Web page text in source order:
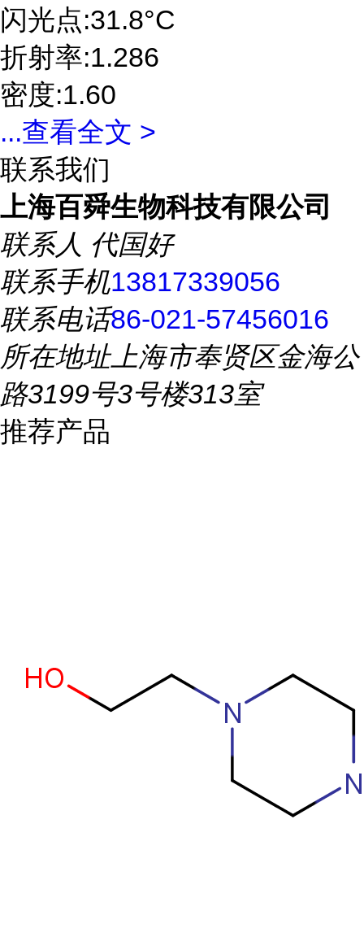
闪光点:31.8°C
折射率:1.286
密度:1.60
...查看全文 >
联系我们
上海百舜生物科技有限公司
联系人 代国好
联系手机13817339056
联系电话86-021-57456016
所在地址上海市奉贤区金海公
路3199号3号楼313室
推荐产品